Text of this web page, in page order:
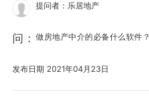
提问者：乐居地产
问： 做房地产中介的必备什么软件？
发布日期 2021年04月23日